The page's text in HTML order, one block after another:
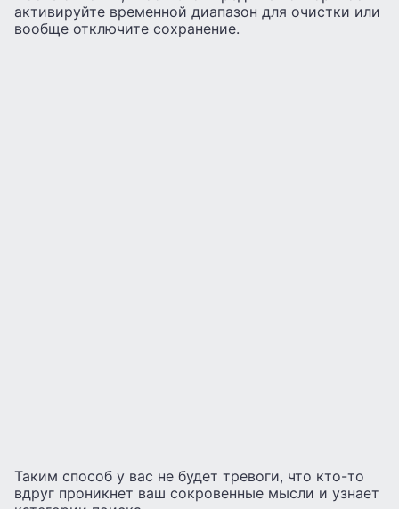
активируйте временной диапазон для очистки или
вообще отключите сохранение.
Таким способ у вас не будет тревоги, что кто-то
вдруг проникнет ваш сокровенные мысли и узнает